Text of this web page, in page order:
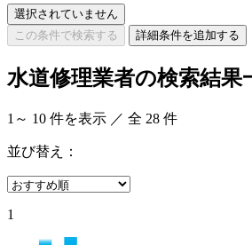
選択されていません
この条件で検索する
詳細条件を追加する
水道修理業者の検索結果
1 ～ 10 件を表示 ／ 全 28 件
並び替え：
1